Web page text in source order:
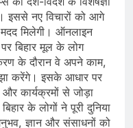
इससे नए विचारों को आगे
मिलेगी। ऑनलाइन
बिहार मूल के लोग
के दौरान वे अपने काम,
करेंगे। इसके आधार पर
कार्यक्रमों से जोड़ा
के लोगों ने पूरी दुनिया
ज्ञान और संसाधनों को